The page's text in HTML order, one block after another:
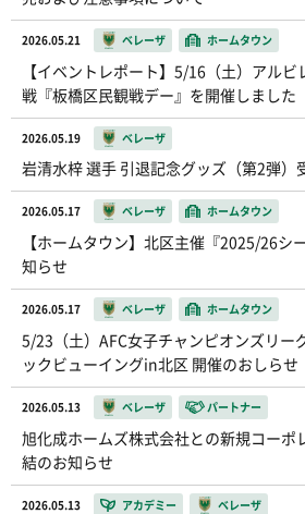
2026.05.21 ベレーザ ホームタウン
【イベントレポート】5/16（土）アル
戦『板橋区民観戦デー』を開催しました
2026.05.19 ベレーザ
岩清水梓 選手 引退記念グッズ（第2弾）
2026.05.17 ベレーザ ホームタウン
【ホームタウン】北区主催『2025/26シ
知らせ
2026.05.17 ベレーザ ホームタウン
5/23（土）AFC女子チャンピオンズリ
ックビューイングin北区 開催のおしらせ
2026.05.13 ベレーザ パートナー
旭化成ホームズ株式会社との新規コーポ
結のお知らせ
2026.05.13 アカデミー ベレーザ